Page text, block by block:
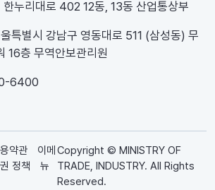
한누리대로 402 12동, 13동 산업통상부
특별시 강남구 영동대로 511 (삼성동) 무
16층 무역안보관리원
6400
약관
이메
정책
뉴
Copyright © MINISTRY OF
TRADE, INDUSTRY. All Rights
Reserved.